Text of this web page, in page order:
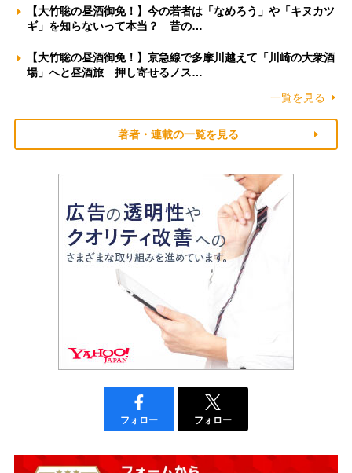
【大竹聡の昼酒御免！】今の若者は「なめろう」や「キヌカツ
ギ」を知らないって本当？ 昔の…
【大竹聡の昼酒御免！】京急線で多摩川越えて「川崎の大衆酒
場」へと昼酒旅 押し寄せるノス…
一覧を見る
著者・連載の一覧を見る
フォロー フォロー